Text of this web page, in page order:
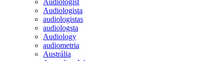
Audiologista
audiologistas
audiologsta
Audiology
audiometria
Austrália